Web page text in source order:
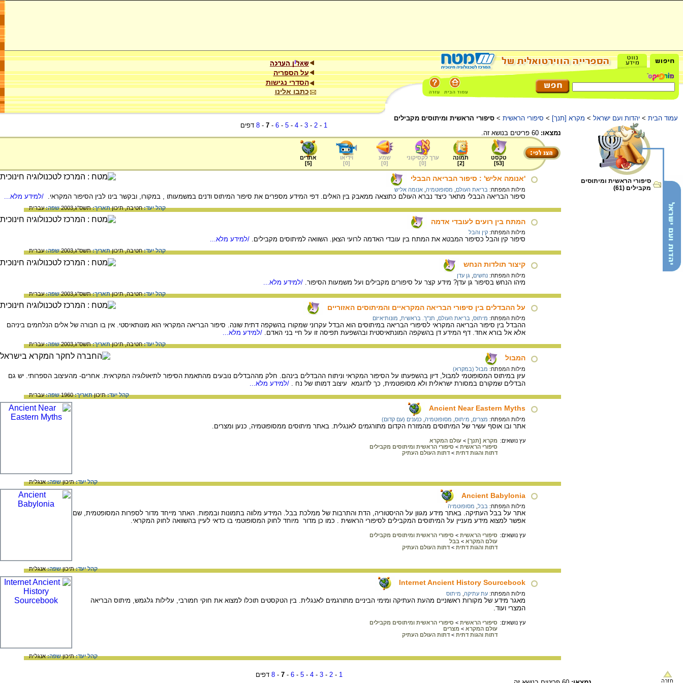
על הספריה
הסדרי נגישות
כתבו אלינו
עמוד הבית > יהדות ועם ישראל > מקרא [תנך] > סיפורי הראשית > סיפורי הראשית ומיתוסים מקבילים
סיפורי הראשית ומיתוסים
מקבילים (61)
1
-
2
-
3
-
4
-
5
-
6
-
7
-
8 דפים
נמצאו:
טקסט
[
53
]
תמונה
[
2
]
ערך לקסיקוני
[
0
]
שמע
[
0
]
וידיאו
[
0
]
אתרים
[
5
]
'אנומה אליש' : סיפור הבריאה הבבלי
מילות המפתח: בריאת העולם מסופוטמיה אנומה אליש
סיפור הבריאה הבבלי מתאר כיצד נברא העולם כתוצאה ממאבק בין האלים. דפי המידע מספרים את סיפור המיתוס ודנים במשמעותו , במקורו, ובקשר בינו לבין הסיפור המקראי. /למידע מלא...
קהל יעד:חטיבה,תיכוןתאריך:תשס"ג,2003 שפה:עברית
המתח בין רועים לעובדי אדמה
מילות המפתח: קין והבל
סיפור קין והבל כסיפור המבטא את המתח בין עובדי האדמה לרועי הצאן. השוואה למיתוסים מקבילים. /למידע מלא...
קהל יעד:חטיבה,תיכוןתאריך:תשס"ג,2003 שפה:עברית
קיצור תולדות הנחש
מילות המפתח: נחשים גן עדן
מיהו הנחש בסיפור גן עדן? מידע קצר על סיפורים מקבילים ועל משמעות הסיפור. /למידע מלא...
קהל יעד:חטיבה,תיכוןתאריך:תשס"ג,2003 שפה:עברית
על ההבדלים בין סיפורי הבריאה המקראיים והמיתוסים האזוריים
מילות המפתח: מיתוס בריאת העולם תנ"ך. בראשית מונותיאיזם
ההבדל בין סיפור הבריאה המקראי לסיפורי הבריאה במיתוסים הוא הבדל עקרוני שמקורו בהשקפה דתית שונה. סיפור הבריאה המקראי הוא מונותאיסטי. אין בו חבורה של אלים הנלחמים ביניהם
אלא אל בורא אחד. דף המידע דן בהשקפה המונתאיסטית ובהשפעת תפיסה זו על חיי בני האדם. /למידע מלא...
קהל יעד:חטיבה,תיכוןתאריך:תשס"ג,2003 שפה:עברית
המבול
מילות המפתח: מבול (במקרא)
עיון במיתוס המסופוטמי למבול, דיון בהשפעתו על הסיפור המקראי וניתוח ההבדלים בינהם. חלק מההבדלים נובעים מהתאמת הסיפור לתיאולוגיה המקראית. אחרים- מהעיצוב הספרותי. יש גם
הבדלים שמקורם במסורת ישראלית ולא מסופוטמית, כך לדוגמא עיצוב דמותו של נח .
/למידע מלא...
קהל יעד:תיכוןתאריך:1960 שפה:עברית
Ancient Near Eastern Myths
מילות המפתח: מצרים מיתוס מסופוטמיה כנענים (עם קדום)
אתר ובו אוסף עשיר של המיתוסים מהמזרח הקדום מתורגמים לאנגלית. באתר מיתוסים ממסופוטמיה, כנען ומצרים.
עץ נושאים: מקרא [תנך] > עולם המקרא
סיפורי הראשית > סיפורי הראשית ומיתוסים מקבילים
דתות והגות דתית > דתות העולם העתיק
קהל יעד:תיכוןשפה:אנגלית
Ancient Babylonia
מילות המפתח: בבל מסופוטמיה
אתר על בבל העתיקה. באתר מידע מגוון על ההיסטוריה, הדת והתרבות של ממלכת בבל. המידע מלווה בתמונות ובמפות. האתר מייחד מדור לספרות המסופטמית, שם
אפשר למצוא מידע מעניין על המיתוסים המקבילים לסיפורי הראשית . כמו כן מדור מיוחד לחוק המסופוטמי בו כדאי לעיין בהשוואה לחוק המקראי.
עץ נושאים: סיפורי הראשית > סיפורי הראשית ומיתוסים מקבילים
עולם המקרא > בבל
דתות והגות דתית > דתות העולם העתיק
קהל יעד:תיכוןשפה:אנגלית
Internet Ancient History Sourcebook
מילות המפתח: עת עתיקה מיתוס
מאגר מידע של מקורות ראשוניים מהעת העתיקה ומימי הביניים מתורגמים לאנגלית. בין הטקסטים תוכלו למצוא את חוקי חמורבי, עלילות גלגמש, מיתוס הבריאה
המצרי ועוד.
עץ נושאים: סיפורי הראשית > סיפורי הראשית ומיתוסים מקבילים
עולם המקרא > מצרים
דתות והגות דתית > דתות העולם העתיק
קהל יעד:תיכוןשפה:אנגלית
1
-
2
-
3
-
4
-
5
-
6
-
7
-
8 דפים